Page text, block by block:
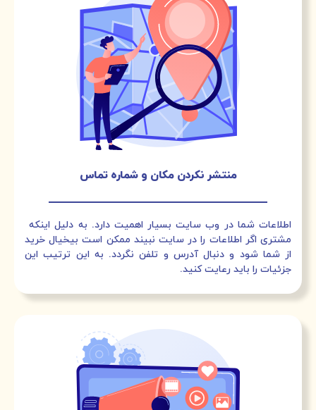
منتشر نکردن مکان و شماره تماس
اطلاعات شما در وب سایت بسیار اهمیت دارد. به دلیل اینکه
مشتری اگر اطلاعات را در سایت نبیند ممکن است بیخیال خرید
از شما شود و دنبال آدرس و تلفن نگردد. به این ترتیب این
جزئیات را باید رعایت کنید.